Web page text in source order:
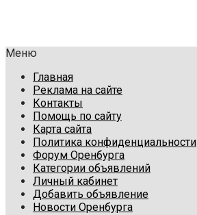
Меню
Главная
Реклама на сайте
Контакты
Помощь по сайту
Карта сайта
Политика конфиденциальности
Форум Оренбурга
Категории объявлений
Личный кабинет
Добавить объявление
Новости Оренбурга